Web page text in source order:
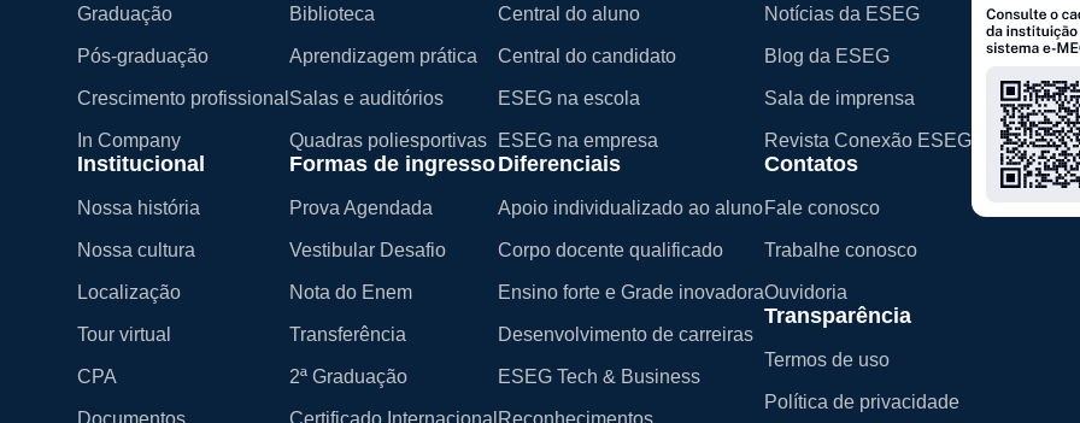
Graduação
Pós-graduação
Crescimento profissional
In Company
Institucional
Nossa história
Nossa cultura
Localização
Tour virtual
CPA
Documentos
Biblioteca
Aprendizagem prática
Salas e auditórios
Quadras poliesportivas
Formas de ingresso
Prova Agendada
Vestibular Desafio
Nota do Enem
Transferência
2ª Graduação
Certificado Internacional
Central do aluno
Central do candidato
ESEG na escola
ESEG na empresa
Diferenciais
Apoio individualizado ao aluno
Corpo docente qualificado
Ensino forte e Grade inovadora
Desenvolvimento de carreiras
ESEG Tech & Business
Reconhecimentos
Notícias da ESEG
Blog da ESEG
Sala de imprensa
Revista Conexão ESEG
Contatos
Fale conosco
Trabalhe conosco
Ouvidoria
Transparência
Termos de uso
Política de privacidade